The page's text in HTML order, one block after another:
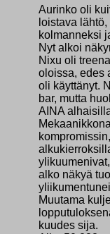
Aurinko oli
loistava
kolmanneksi
Nyt alkoi
Nixu oli
oloissa, edes
oli käyttänyt.
bar, mutta
AINA
alko näkyä
Muutama
kuudes sija.